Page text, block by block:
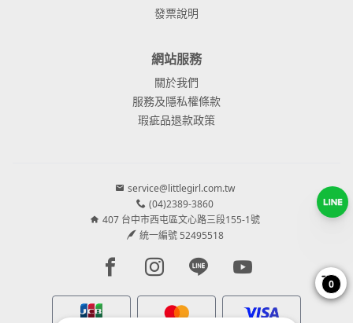
發票說明
網站服務
關於我們
服務及隱私權條款
瑕疵品退款政策
service@littlegirl.com.tw
(04)2389-3860
407 台中市西屯區文心路三段155-1號
統一編號 52495518
Facebook page
Instagram page
Line pageYoutube page
0